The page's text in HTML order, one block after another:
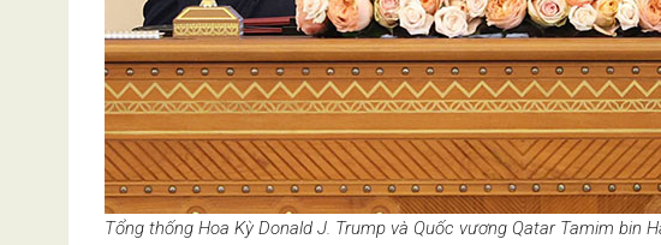
Tổng thống Hoa Kỳ Donald J. Trump và Quốc vương Qatar Tamim bin